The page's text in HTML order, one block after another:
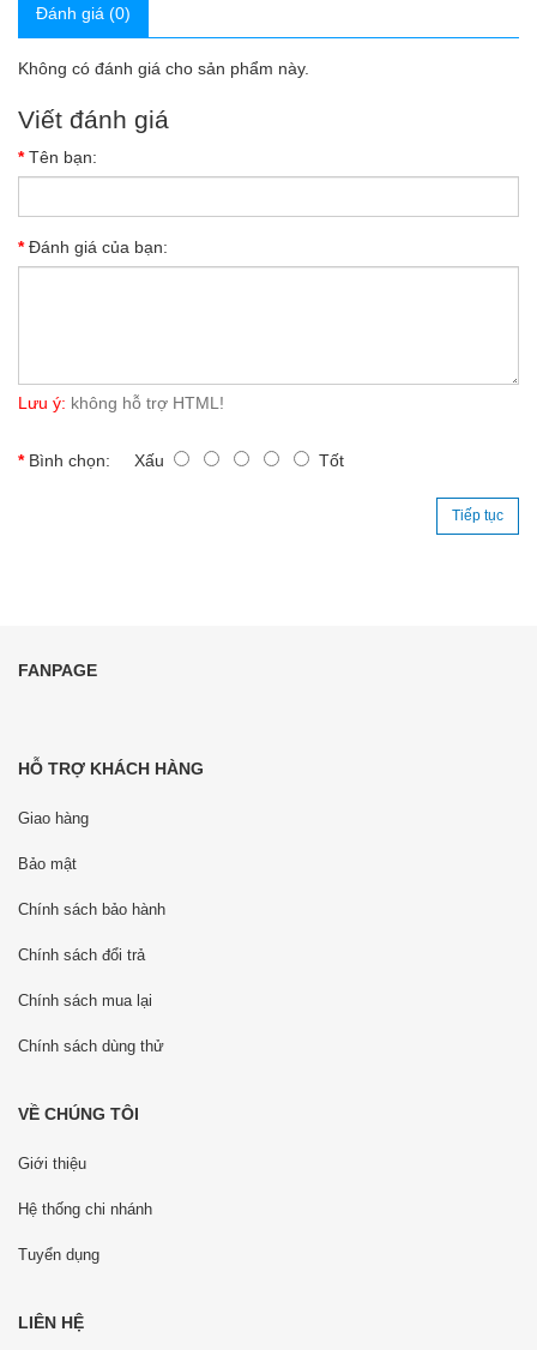
Đánh giá (0)
Không có đánh giá cho sản phẩm này.
Viết đánh giá
Tên bạn:
Đánh giá của bạn:
Lưu ý: không hỗ trợ HTML!
Bình chọn: Xấu Tốt
Tiếp tục
FANPAGE
HỖ TRỢ KHÁCH HÀNG
Giao hàng
Bảo mật
Chính sách bảo hành
Chính sách đổi trả
Chính sách mua lại
Chính sách dùng thử
VỀ CHÚNG TÔI
Giới thiệu
Hệ thống chi nhánh
Tuyển dụng
LIÊN HỆ